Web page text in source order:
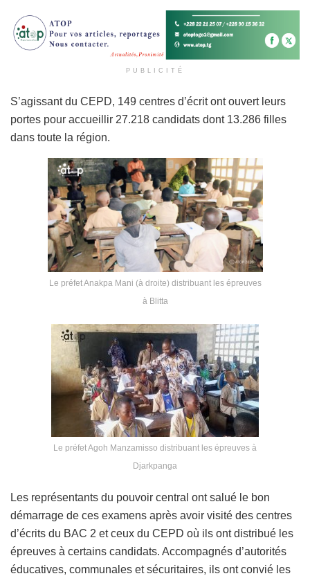
PUBLICITÉ
S’agissant du CEPD, 149 centres d’écrit ont ouvert leurs
portes pour accueillir 27.218 candidats dont 13.286 filles
dans toute la région.
Le préfet Anakpa Mani (à droite) distribuant les épreuves
à Blitta
Le préfet Agoh Manzamisso distribuant les épreuves à
Djarkpanga
Les représentants du pouvoir central ont salué le bon
démarrage de ces examens après avoir visité des centres
d’écrits du BAC 2 et ceux du CEPD où ils ont distribué les
épreuves à certains candidats. Accompagnés d’autorités
éducatives, communales et sécuritaires, ils ont convié les